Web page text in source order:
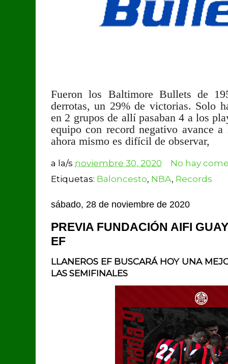
Fueron los Baltimore Bullets de
derrotas, un 29% de victorias. Solo
en 2 grupos de allí pasaban 4 a los
equipo con record negativo avance a
ahora mismo es difícil de observar,
a la/s noviembre 30, 2020
No hay
Etiquetas: Baloncesto, NBA, Records
sábado, 28 de noviembre de 2020
PREVIA FUNDACIÓN AIFI
EF
LLANEROS EF BUSCARÁ HOY UNA
LAS SEMIFINALES